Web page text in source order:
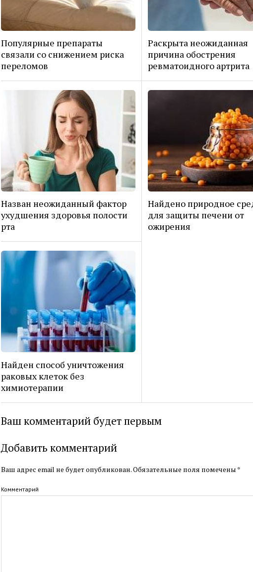
Популярные препараты
связали со снижением риска
переломов
Раскрыта неожиданная
причина обострения
ревматоидного артрита
Назван неожиданный фактор
ухудшения здоровья полости
рта
Найдено природное
для защиты печени от
ожирения
Найден способ уничтожения
раковых клеток без
химиотерапии
Ваш комментарий будет первым
Добавить комментарий
Ваш адрес email не будет опубликован.Обязательные поля помечены *
Комментарий